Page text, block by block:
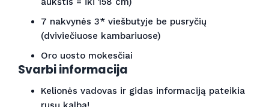
7 nakvynės 3* viešbutyje be pusryčių
(dviviečiuose kambariuose)
Oro uosto mokesčiai
Svarbi informacija
Kelionės vadovas ir gidas informaciją pateikia